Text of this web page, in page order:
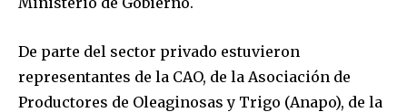
De parte del sector privado estuvieron
representantes de la CAO, de la Asociación de
Productores de Oleaginosas y Trigo (Anapo), de la